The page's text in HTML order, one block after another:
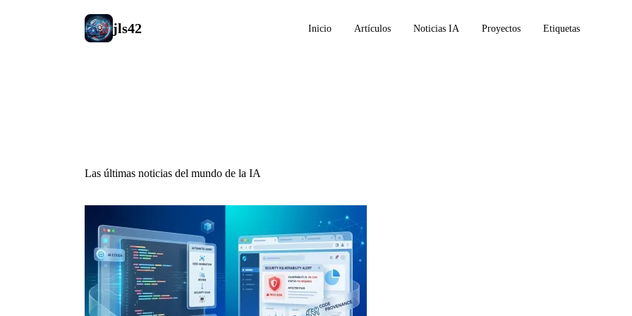
jls42 Inicio Artículos Noticias IA Proyectos Etiquetas
Las últimas noticias del mundo de la IA